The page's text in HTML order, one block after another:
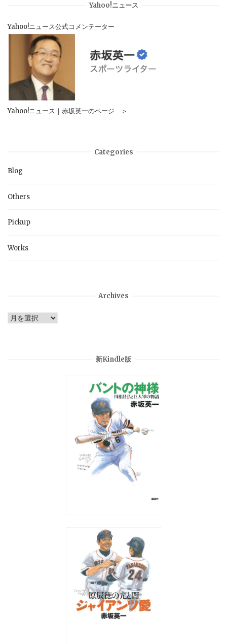
Yahoo!ニュース
Yahoo!ニュース公式コメンテーター
Yahoo!ニュース｜赤坂英一のページ ＞
Categories
Blog
Others
Pickup
Works
Archives
Archives
新Kindle版